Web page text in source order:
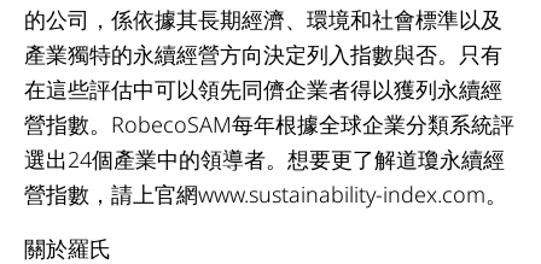
的公司，係依據其長期經濟、環境和社會標準以及
產業獨特的永續經營方向決定列入指數與否。只有
在這些評估中可以領先同儕企業者得以獲列永續經
營指數。RobecoSAM每年根據全球企業分類系統評
選出24個產業中的領導者。想要更了解道瓊永續經
營指數，請上官網www.sustainability-index.com。
關於羅氏